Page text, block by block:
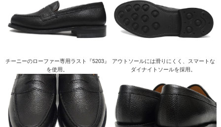
チーニーのローファー専用ラスト『5203』
を使用。
アウトソールには滑りにくく、スマートな
ダイナイトソールを採用。